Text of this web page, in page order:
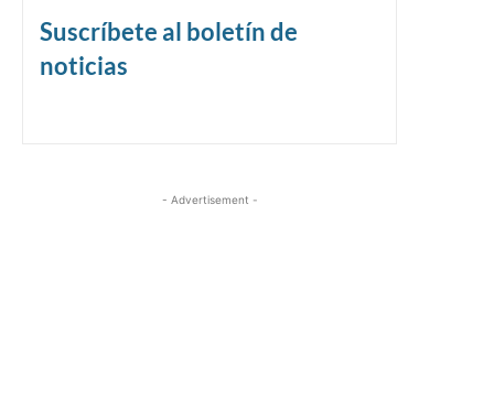
Suscríbete al boletín de
noticias
- Advertisement -